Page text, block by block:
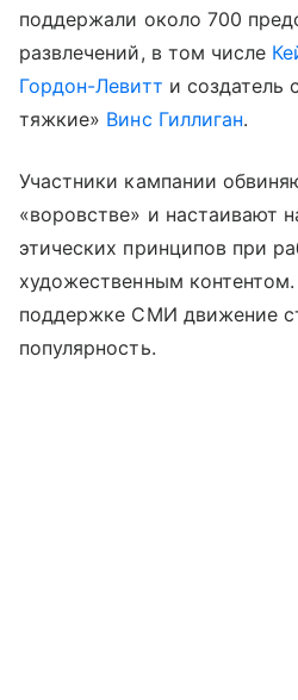
поддержали около 700
развлечений, в том числе
Гордон-Левитт и создатель
тяжкие» Винс Гиллиган.
Участники кампании
«воровстве» и настаивают
этических принципов при
художественным
поддержке СМИ движение
популярность.